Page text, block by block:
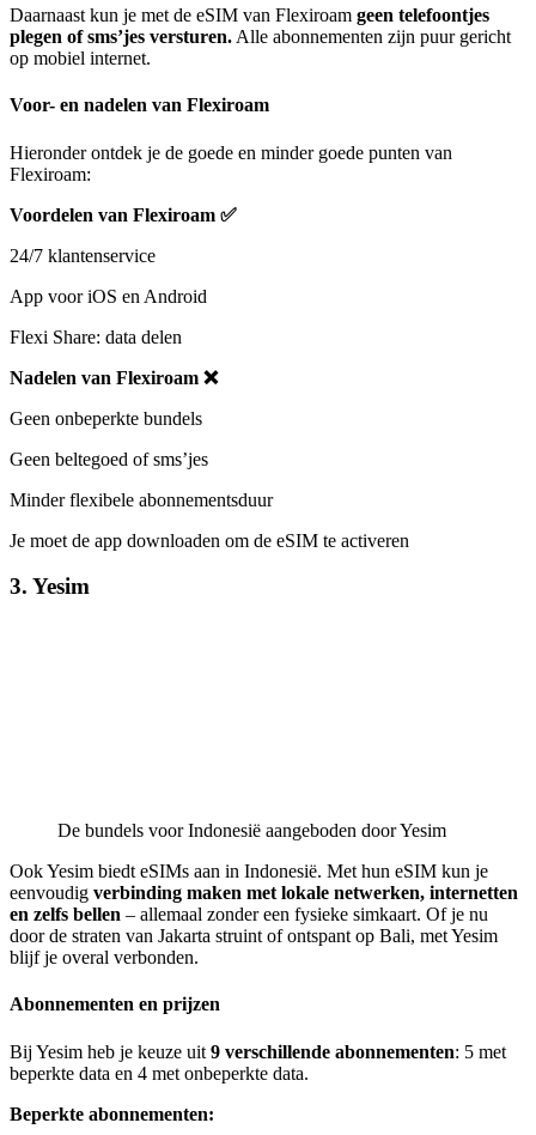
Daarnaast kun je met de eSIM van Flexiroam geen telefoontjes
plegen of sms’jes versturen. Alle abonnementen zijn puur gericht
op mobiel internet.
Voor- en nadelen van Flexiroam
Hieronder ontdek je de goede en minder goede punten van
Flexiroam:
Voordelen van Flexiroam ✅
24/7 klantenservice
App voor iOS en Android
Flexi Share: data delen
Nadelen van Flexiroam ❌
Geen onbeperkte bundels
Geen beltegoed of sms’jes
Minder flexibele abonnementsduur
Je moet de app downloaden om de eSIM te activeren
3. Yesim
De bundels voor Indonesië aangeboden door Yesim
Ook Yesim biedt eSIMs aan in Indonesië. Met hun eSIM kun je
eenvoudig verbinding maken met lokale netwerken, internetten
en zelfs bellen – allemaal zonder een fysieke simkaart. Of je nu
door de straten van Jakarta struint of ontspant op Bali, met Yesim
blijf je overal verbonden.
Abonnementen en prijzen
Bij Yesim heb je keuze uit 9 verschillende abonnementen: 5 met
beperkte data en 4 met onbeperkte data.
Beperkte abonnementen: